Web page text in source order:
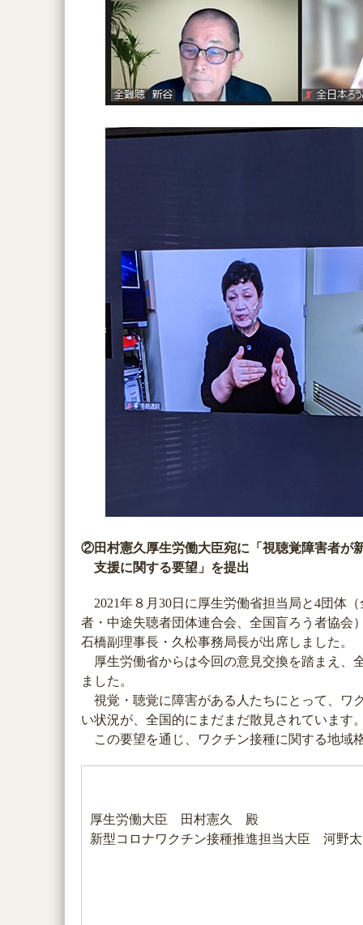
②田村憲久厚生労働大臣宛に「視聴覚障害者が
支援に関する要望」を提出
2021年８月30日に厚生労働省担当局と4団体
者・中途失聴者団体連合会、全国盲ろう者協会
石橋副理事長・久松事務局長が出席しました。
厚生労働省からは今回の意見交換を踏まえ、
ました。
視覚・聴覚に障害がある人たちにとって、ワ
い状況が、全国的にまだまだ散見されています
この要望を通じ、ワクチン接種に関する地域
厚生労働大臣 田村憲久 殿
新型コロナワクチン接種推進担当大臣 河野